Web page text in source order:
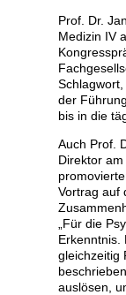
Prof. Dr.
Medizin IV
der
bis in die
Auch Prof.
Direktor
Vortrag auf
„Für die
Erkenntnis.
gleichzeitig
auslösen,